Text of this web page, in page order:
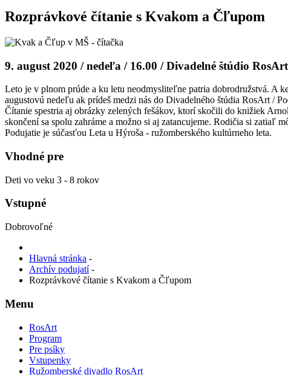
Rozprávkové čítanie s Kvakom a Čľupom
9. august 2020 / nedeľa / 16.00 / Divadelné štúdio
Leto je v plnom prúde a ku letu neodmysliteľne patria dobrodružstvá. A
augustovú nedeľu ak prídeš medzi nás do Divadelného štúdia RosArt /
Čítanie spestria aj obrázky zelených fešákov, ktorí skočili do knižiek
skončení sa spolu zahráme a možno si aj zatancujeme. Rodičia si zatiaľ
Podujatie je súčasťou Leta u Hýroša - ružomberského kultúrneho leta.
Vhodné pre
Deti vo veku 3 - 8 rokov
Vstupné
Dobrovoľné
Hlavná stránka -
Archív podujatí -
Rozprávkové čítanie s Kvakom a Čľupom
Menu
RosArt
Program
Pre psíky
Vstupenky
Ružomberské divadlo RosArt